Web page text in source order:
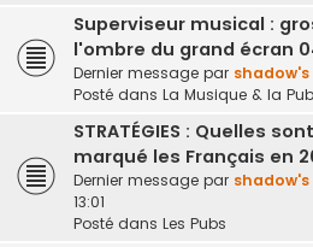
Superviseur musical :
l'ombre du grand écran
Dernier message par shadow's
Posté dans La Musique & la Pub
STRATÉGIES : Quelles
marqué les Français en
Dernier message par shadow's
13:01
Posté dans Les Pubs